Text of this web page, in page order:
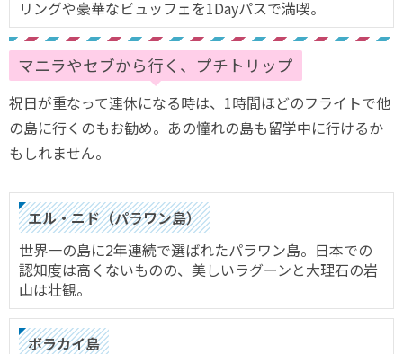
リングや豪華なビュッフェを1Dayパスで満喫。
マニラやセブから行く、プチトリップ
祝日が重なって連休になる時は、1時間ほどのフライトで他
の島に行くのもお勧め。あの憧れの島も留学中に行けるか
もしれません。
エル・ニド（パラワン島）
世界一の島に2年連続で選ばれたパラワン島。日本での
認知度は高くないものの、美しいラグーンと大理石の岩
山は壮観。
ボラカイ島